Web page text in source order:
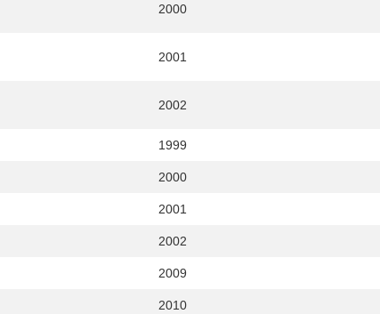
2000
2001
2002
1999
2000
2001
2002
2009
2010